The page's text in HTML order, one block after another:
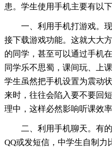
患。学生使用手机主要有以下
一、利用手机打游戏。
接下载游戏功能。这就大大
的同学，甚至可以通过手机
同学乐不思蜀，课间玩、上
学生虽然把手机设置为震动
来时，往往会陷入要不要回
理中，这样必然影响听课效率
二、利用手机聊天。有
QQ或发短信，中学生自制力